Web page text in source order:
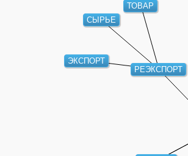
РЕЭКСПОРТ
ЭКСПОРТ
ТОВАР
СЫРЬЕ